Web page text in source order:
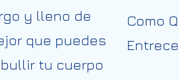
y lleno de
que puedes
tu cuerpo
Como